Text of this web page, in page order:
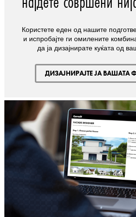
Користете еден од нашите
и испробајте ги омилените
да ја дизајнирате куќата од
ДИЗАЈНИРАЈТЕ ЈА ВАШАТА